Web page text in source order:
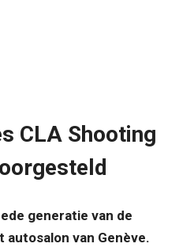
CLA Shooting
generatie van de
autosalon van Genève.